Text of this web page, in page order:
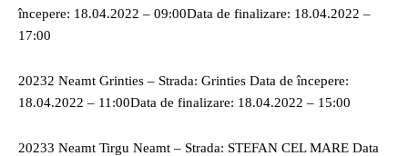
începere: 18.04.2022 – 09:00Data de finalizare: 18.04.2022 –
17:00
20232 Neamt Grinties – Strada: Grinties Data de începere:
18.04.2022 – 11:00Data de finalizare: 18.04.2022 – 15:00
20233 Neamt Tirgu Neamt – Strada: STEFAN CEL MARE Data